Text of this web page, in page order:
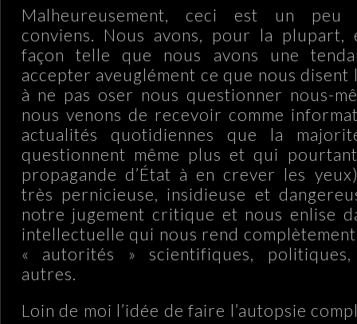
Malheureusement, ceci est un peu
conviens. Nous avons, pour la plupart,
façon telle que nous avons une
accepter aveuglément ce que nous disent
à ne pas oser nous questionner nous-
nous venons de recevoir comme
actualités quotidiennes que la
questionnent même plus et qui
propagande d’État à en crever les
très pernicieuse, insidieuse et
notre jugement critique et nous enlise
intellectuelle qui nous rend
« autorités » scientifiques,
autres.
Loin de moi l’idée de faire l’autopsie